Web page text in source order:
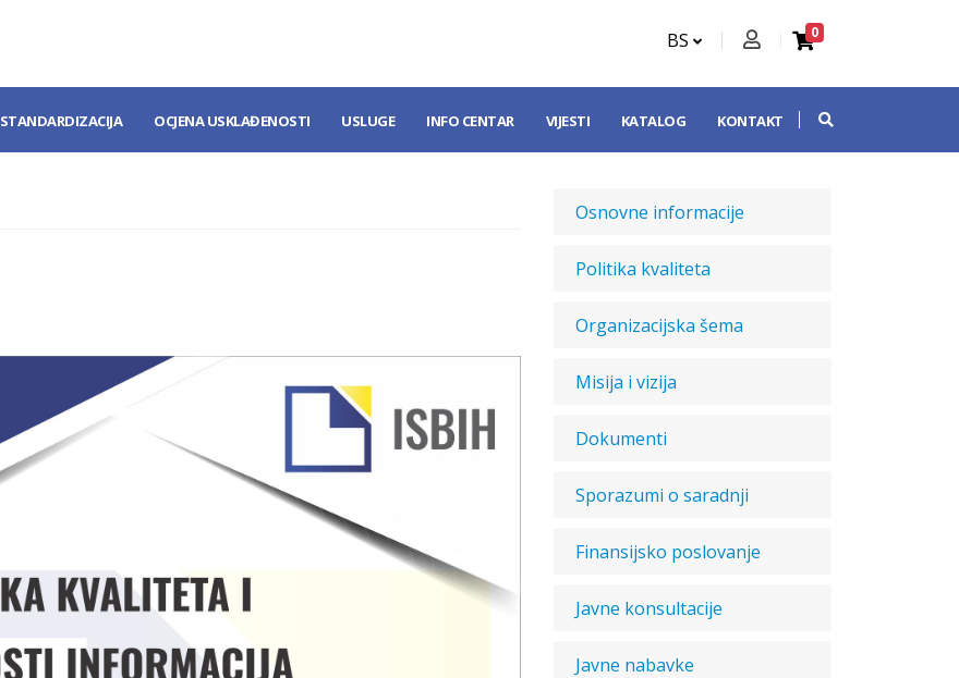
BS 0
STANDARDIZACIJA OCJENA USKLAĐENOSTI USLUGE INFO CENTAR VIJESTI KATALOG KONTAKT
Osnovne informacije
Politika kvaliteta
Organizacijska šema
Misija i vizija
Dokumenti
Sporazumi o saradnji
Finansijsko poslovanje
Javne konsultacije
Javne nabavke